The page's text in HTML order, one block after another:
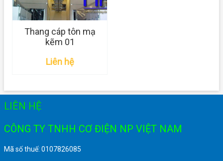
Thang cáp tôn mạ
kẽm 01
Liên hệ
LIÊN HỆ
CÔNG TY TNHH CƠ ĐIỆN NP VIỆT NAM
Mã số thuế: 0107826085